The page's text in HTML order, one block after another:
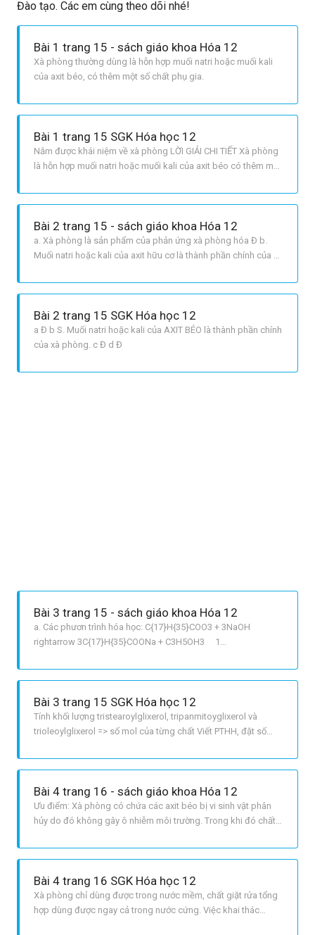
Đào tạo. Các em cùng theo dõi nhé!
Bài 1 trang 15 - sách giáo khoa Hóa 12
Xà phòng thường dùng là hỗn hợp muối natri hoặc muối kali
của axit béo, có thêm một số chất phụ gia.
Bài 1 trang 15 SGK Hóa học 12
Nắm được khái niệm về xà phòng LỜI GIẢI CHI TIẾT Xà phòng
là hỗn hợp muối natri hoặc muối kali của axit béo có thêm một
Bài 2 trang 15 - sách giáo khoa Hóa 12
a. Xà phòng là sản phẩm của phản ứng xà phòng hóa Đ b.
Muối natri hoặc kali của axit hữu cơ là thành phần chính của xà
KOH ta được xà phòng Đ d. Từ dầu mỏ có thể sản xuất được
Bài 2 trang 15 SGK Hóa học 12
a Đ b S. Muối natri hoặc kali của AXIT BÉO là thành phần chính
của xà phòng. c Đ d Đ
Bài 3 trang 15 - sách giáo khoa Hóa 12
a. Các phươn trình hóa học: C{17}H{35}COO3 + 3NaOH
rightarrow 3C{17}H{35}COONa + C3H5OH3 1
C3H5OH3 2 C{17}H{33}COO3 + 3NaOH rightarrow
tristearoylglixerol = dfrac{200000}{890} = 224,72
Bài 3 trang 15 SGK Hóa học 12
Tính khối lượng tristearoylglixerol, tripanmitoyglixerol và
trioleoylglixerol => số mol của từng chất Viết PTHH, đặt số
ứng có hiệu suất. LỜI GIẢI CHI TIẾT a Các PTHH:
C3H5OH3
Bài 4 trang 16 - sách giáo khoa Hóa 12
Ưu điểm: Xà phòng có chứa các axit béo bị vi sinh vật phân
hủy do đó không gây ô nhiễm môi trường. Trong khi đó chất
Các muối panmitat của các kim loại hóa trị II của xà phòng
Bài 4 trang 16 SGK Hóa học 12
Xà phòng chỉ dùng được trong nước mềm, chất giặt rửa tổng
hợp dùng được ngay cả trong nước cứng. Việc khai thác